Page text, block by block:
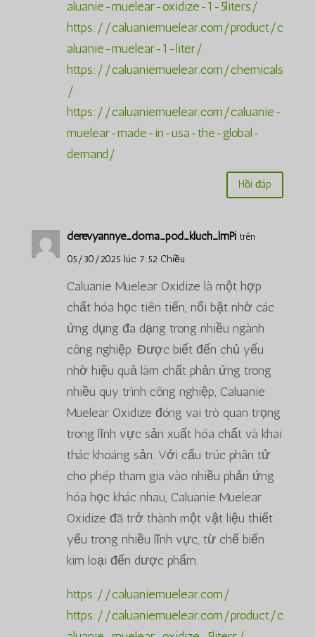
aluanie-muelear-oxidize-1-5liters/
https://caluaniemuelear.com/product/c
aluanie-muelear-1-liter/
https://caluaniemuelear.com/chemicals
/
https://caluaniemuelear.com/caluanie-
muelear-made-in-usa-the-global-
demand/
Hồi đáp
derevyannye_doma_pod_kluch_lmPi trên
05/30/2025 lúc 7:52 Chiều
Caluanie Muelear Oxidize là một hợp
chất hóa học tiên tiến, nổi bật nhờ các
ứng dụng đa dạng trong nhiều ngành
công nghiệp. Được biết đến chủ yếu
nhờ hiệu quả làm chất phản ứng trong
nhiều quy trình công nghiệp, Caluanie
Muelear Oxidize đóng vai trò quan trọng
trong lĩnh vực sản xuất hóa chất và khai
thác khoáng sản. Với cấu trúc phân tử
cho phép tham gia vào nhiều phản ứng
hóa học khác nhau, Caluanie Muelear
Oxidize đã trở thành một vật liệu thiết
yếu trong nhiều lĩnh vực, từ chế biến
kim loại đến dược phẩm.
https://caluaniemuelear.com/
https://caluaniemuelear.com/product/c